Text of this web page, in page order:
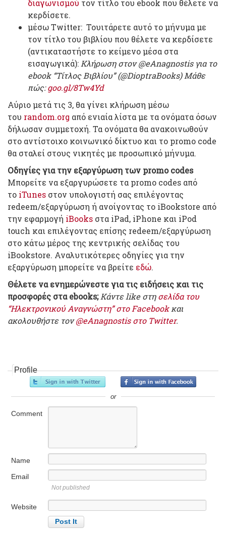
διαγωνισμού τον τίτλο του ebook που θέλετε να
κερδίσετε.
μέσω Twitter: Τουιτάρετε αυτό το μήνυμα με
τον τίτλο του βιβλίου που θέλετε να κερδίσετε
(αντικαταστήστε το κείμενο μέσα στα
εισαγωγικά): Κλήρωση στον @eAnagnostis για το
ebook “Τίτλος Βιβλίου” (@DioptraBooks) Μάθε
πώς:goo.gl/8Tw4Yd
Αύριο μετά τις 3, θα γίνει κλήρωση μέσω
του random.org από ενιαία λίστα με τα ονόματα όσων
δήλωσαν συμμετοχή. Τα ονόματα θα ανακοινωθούν
στο αντίστοιχο κοινωνικό δίκτυο και το promo code
θα σταλεί στους νικητές με προσωπικό μήνυμα.
Οδηγίες για την εξαργύρωση των promo codes
Μπορείτε να εξαργυρώσετε τα promo codes από
το iTunes στον υπολογιστή σας επιλέγοντας
redeem/εξαργύρωση ή ανοίγοντας το iBookstore από
την εφαρμογή iBooks στα iPad, iPhone και iPod
touch και επιλέγοντας επίσης redeem/εξαργύρωση
στο κάτω μέρος της κεντρικής σελίδας του
iBookstore. Αναλυτικότερες οδηγίες για την
εξαργύρωση μπορείτε να βρείτε εδώ.
Θέλετε να ενημερώνεστε για τις ειδήσεις και τις
προσφορές στα ebooks; Κάντε like στησελίδα του
“Ηλεκτρονικού Αναγνώστη” στο Facebookκαι
ακολουθήστε τον@eAnagnostis στο Twitter.
Profile
or
Comment
Name
Email
Not published
Website